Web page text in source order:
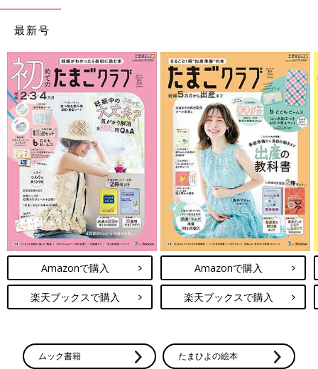
最新号
Amazonで購入
楽天ブックスで購入
Amazonで購入
楽天ブックスで購入
ムック書籍 たまひよの絵本